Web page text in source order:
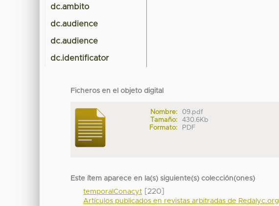
dc.ambito
dc.audience
dc.audience
dc.identificator
Ficheros en el objeto digital
Nombre:
09.pdf
Tamaño:
430.6Kb
Formato:
PDF
Este ítem aparece en la(s) siguiente(s) colección(ones)
temporalConacyt [220]
Artículos publicados en revistas arbitradas de Redalyc.org